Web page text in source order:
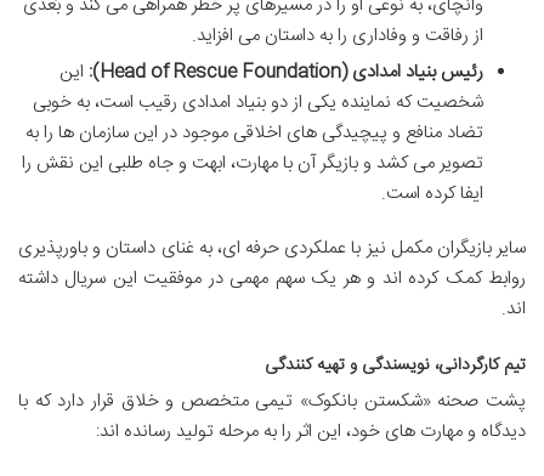
از رفاقت و وفاداری را به داستان می افزاید.
رئیس بنیاد امدادی (Head of Rescue Foundation):
این
شخصیت که نماینده یکی از دو بنیاد امدادی رقیب است، به خوبی
تضاد منافع و پیچیدگی های اخلاقی موجود در این سازمان ها را به
تصویر می کشد و بازیگر آن با مهارت، ابهت و جاه طلبی این نقش را
ایفا کرده است.
سایر بازیگران مکمل نیز با عملکردی حرفه ای، به غنای داستان و باورپذیری
روابط کمک کرده اند و هر یک سهم مهمی در موفقیت این سریال داشته
اند.
تیم کارگردانی، نویسندگی و تهیه کنندگی
پشت صحنه «شکستن بانکوک» تیمی متخصص و خلاق قرار دارد که با
دیدگاه و مهارت های خود، این اثر را به مرحله تولید رسانده اند: